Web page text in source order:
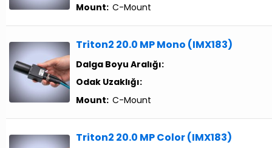
Mount: C-Mount
Triton2 20.0 MP Mono (IMX183)
Dalga Boyu Aralığı:
Odak Uzaklığı:
Mount: C-Mount
Triton2 20.0 MP Color (IMX183)